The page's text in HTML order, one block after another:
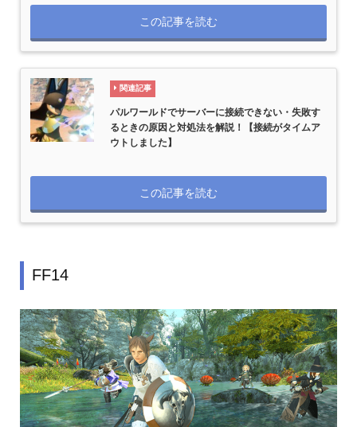
この記事を読む
関連記事
パルワールドでサーバーに接続できない・失敗す
るときの原因と対処法を解説！【接続がタイムア
ウトしました】
この記事を読む
FF14